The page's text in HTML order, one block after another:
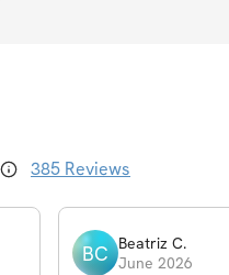
385 Reviews
BC Beatriz C.
June 2026